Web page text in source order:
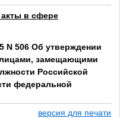
в сфере
N 506 Об утверждении
лицами, замещающими
Российской
федеральной
версия для печати